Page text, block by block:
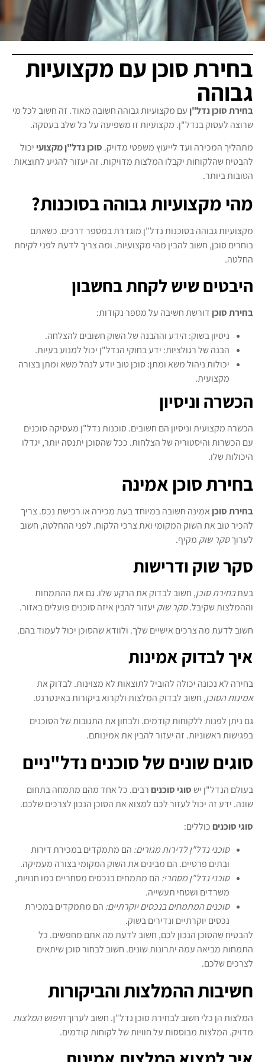
בחירת סוכן עם מקצועיות
גבוהה
בחירת סוכן נדל"ןעם מקצועיות גבוהה חשובה מאוד. זה חשוב לכל מי
שרוצה לעסוק בנדל"ן. מקצועיות זו משפיעה על כל שלב בעסקה.
מתהליך המכירה ועד לייעוץ משפטי מדויק. סוכן נדל"ן מקצועייכול
להבטיח שהלקוחות יקבלו המלצות מדויקות. זה יעזור להגיע לתוצאות
הטובות ביותר.
מהי מקצועיות גבוהה בסוכנות?
מקצועיות גבוהה בסוכנות נדל"ן מוגדרת במספר דרכים. כשאתם
בוחרים סוכן, חשוב להבין מהי מקצועיות. ומה צריך לדעת לפני לקיחת
החלטה.
היבטים שיש לקחת בחשבון
בחירת סוכןדורשת חשיבה על מספר נקודות:
ניסיון בשוק: הידע וההבנה של השוק חשובים להצלחה.
הבנה של רגולציות: ידע בחוקי הנדל"ן יכול למנוע בעיות.
יכולות ניהול משא ומתן: סוכן טוב יודע לנהל משא ומתן בצורה
מקצועית.
הכשרה וניסיון
הכשרה מקצועית וניסיון הם חשובים. סוכנות נדל"ן מעסיקה סוכנים
עם הכשרות והיסטוריה של הצלחות. ככל שהסוכן יתנסה יותר, יגדלו
היכולות שלו.
בחירת סוכן אמינה
בחירת סוכןאמינה חשובה במיוחד בעת מכירה או רכישת נכס. צריך
להכיר טוב את השוק המקומי ואת צרכי הלקוח. לפני ההחלטה, חשוב
לערוךסקר שוק מקיף.
סקר שוק ודרישות
בעתבחירת סוכן, חשוב לבדוק את הרקע שלו. גם את ההתמחות
וההמלצות שקיבל.סקר שוקיעזור להבין איזה סוכנים פועלים באזור.
חשוב לדעת מה צרכים אישיים שלך. ולוודא שהסוכן יכול לעמוד בהם.
איך לבדוק אמינות
בחירה לא נכונה יכולה להוביל לתוצאות לא מצוינות. לבדוק את
אמינות הסוכן, חשוב לבדוק המלצות ולקרוא ביקורות באינטרנט.
גם ניתן לפנות ללקוחות קודמים. ולבחון את התגובות של הסוכנים
בפגישות ראשוניות. זה יעזור להבין את אמינותם.
סוגים שונים של סוכנים נדל"ניים
בעולם הנדל"ן יש סוגי סוכניםרבים. כל אחד מהם מתמחה בתחום
שונה. ידע זה יכול לעזור לכם למצוא את הסוכן הנכון לצרכים שלכם.
סוגי סוכניםכוללים:
סוכני נדל"ן לדירות מגורים: הם מתמקדים במכירת דירות
ובתים פרטיים. הם מבינים את השוק המקומי בצורה מעמיקה.
סוכני נדל"ן מסחרי: הם מתמחים בנכסים מסחריים כמו חנויות,
משרדים ושטחי תעשייה.
סוכנים המתמחים בנכסים יוקרתיים: הם מתמקדים במכירת
נכסים יוקרתיים ונדירים בשוק.
להבטיח שהסוכן הנכון לכם, חשוב לדעת מה אתם מחפשים. כל
התמחות מביאה עמה יתרונות שונים. חשוב לבחור סוכן שיתאים
לצרכים שלכם.
חשיבות ההמלצות והביקורות
המלצות הן כלי חשוב לבחירת סוכן נדל"ן. חשוב לערוךחיפוש המלצות
מדויק. המלצות מבוססות על חוויות של לקוחות קודמים.